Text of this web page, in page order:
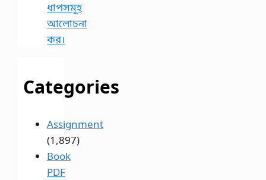
ধাপসমূহ
আলোচনা
কর।
Categories
Assignment
(1,897)
Book
PDF